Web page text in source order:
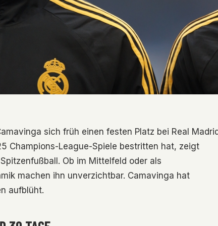
sich früh einen festen Platz bei Real
Champions-League-Spiele bestritten hat, zeigt
Ob im Mittelfeld oder als
machen ihn unverzichtbar. Camavinga hat
aufblüht.